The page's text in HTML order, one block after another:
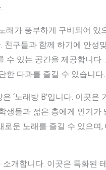
노래가 풍부하게 구비되어
친구들과 함께 하기에 안성
수 있는 공간을 제공합니다
한 다과를 즐길 수 있습니다.
‘노래방 B’입니다. 이곳
생들과 젊은 층에게 인기가
로운 노래를 즐길 수 있으며
소개합니다. 이곳은 특화된